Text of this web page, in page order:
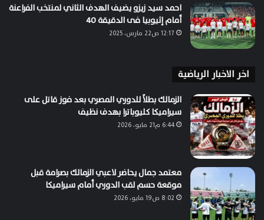
احمد سيد زيزو يضيف الهدف الثاني لمنتخب الفراعنة
أمام إثيوبيا فى الدقيقة 40
12:17 ص22 مارس، 2025
اخر الاخبار الرياضية
الزمالك بطلاً للدوري المصري بعد فوز قاتل على
سيراميكا كليوباترا بهدف نظيف
6:44 م21 مايو، 2026
معتمد جمال يحاضر لاعبي الزمالك بصرامة قبل
موقعة حسم لقب الدوري أمام سيراميكا
8:02 ص19 مايو، 2026